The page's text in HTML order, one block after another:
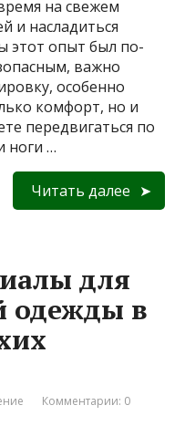
на свежем
и насладиться
этот опыт был по-
важно
особенно
комфорт, но и
передвигаться по
ноги …
Читать далее
для
одежды в
Комментарии: 0